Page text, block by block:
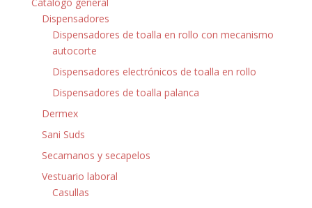
Dispensadores
Dispensadores de toalla en rollo con mecanismo
autocorte
Dispensadores electrónicos de toalla en rollo
Dispensadores de toalla palanca
Dermex
Sani Suds
Secamanos y secapelos
Vestuario laboral
Casullas